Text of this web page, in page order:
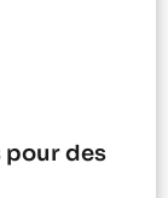
pour des